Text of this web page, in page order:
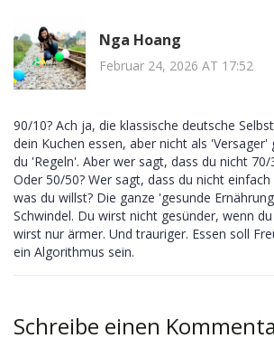
Nga Hoang
Februar 24, 2026 AT 17:52
90/10? Ach ja, die klassische deutsche
dein Kuchen essen, aber nicht als
du 'Regeln'. Aber wer sagt, dass du nicht
Oder 50/50? Wer sagt, dass du nicht
was du willst? Die ganze 'gesunde
Schwindel. Du wirst nicht gesünder, wenn
wirst nur ärmer. Und trauriger. Essen soll
ein Algorithmus sein.
Schreibe einen